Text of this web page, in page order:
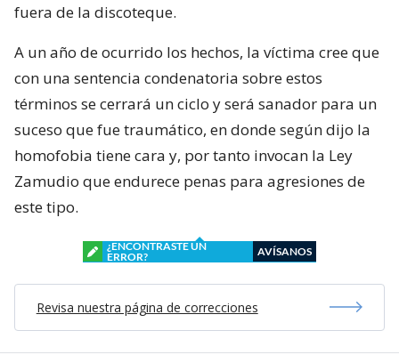
fuera de la discoteque.
A un año de ocurrido los hechos, la víctima cree que
con una sentencia condenatoria sobre estos
términos se cerrará un ciclo y será sanador para un
suceso que fue traumático, en donde según dijo la
homofobia tiene cara y, por tanto invocan la Ley
Zamudio que endurece penas para agresiones de
este tipo.
¿ENCONTRASTE UN
ERROR?
AVÍSANOS
Revisa nuestra página de correcciones